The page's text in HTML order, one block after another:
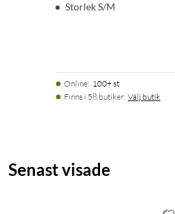
Storlek S/M
Online: 100+ st
Finns i 58 butiker. Välj butik
Senast visade